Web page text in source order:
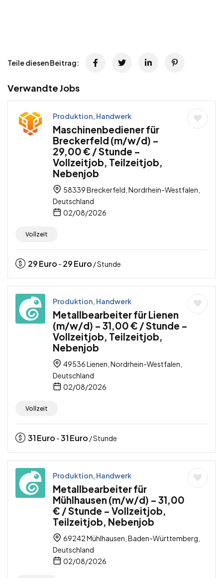
Teile diesen Beitrag:
Verwandte Jobs
Produktion, Handwerk
Maschinenbediener für
Breckerfeld (m/w/d) –
29,00 € / Stunde –
Vollzeitjob, Teilzeitjob,
Nebenjob
58339 Breckerfeld, Nordrhein-Westfalen,
Deutschland
02/08/2026
Vollzeit
29Euro - 29Euro / Stunde
Produktion, Handwerk
Metallbearbeiter für Lienen
(m/w/d) – 31,00 € / Stunde –
Vollzeitjob, Teilzeitjob,
Nebenjob
49536 Lienen, Nordrhein-Westfalen,
Deutschland
02/08/2026
Vollzeit
31Euro -31Euro / Stunde
Produktion, Handwerk
Metallbearbeiter für
Mühlhausen (m/w/d) – 31,00
€ / Stunde – Vollzeitjob,
Teilzeitjob, Nebenjob
69242 Mühlhausen, Baden-Württemberg,
Deutschland
02/08/2026